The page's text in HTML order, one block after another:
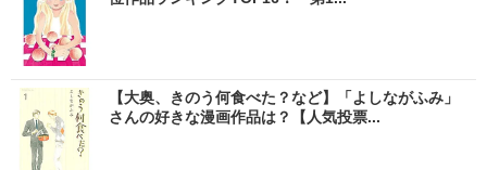
【大奥、きのう何食べた？など】「よしながふみ」
さんの好きな漫画作品は？【人気投票...